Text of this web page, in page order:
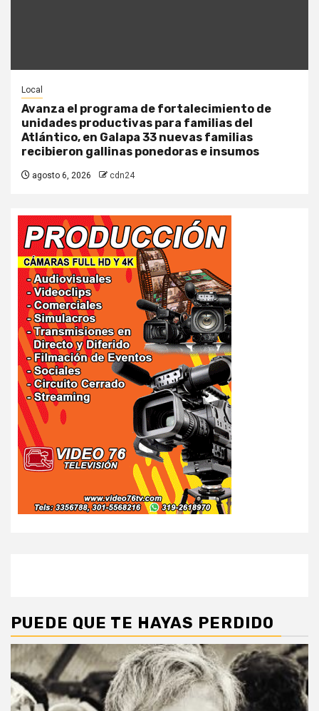
Local
Avanza el programa de fortalecimiento de
unidades productivas para familias del
Atlántico, en Galapa 33 nuevas familias
recibieron gallinas ponedoras e insumos
agosto 6, 2026 cdn24
PUEDE QUE TE HAYAS PERDIDO